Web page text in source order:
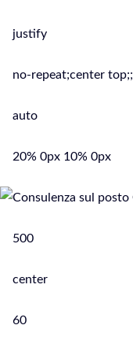
justify
no-repeat;center top;;
auto
20% 0px 10% 0px
500
center
60